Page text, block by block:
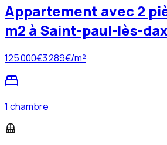
Appartement avec 2
m2 à Saint-paul-lès-
125 000€3 289€/m²
1 chambre